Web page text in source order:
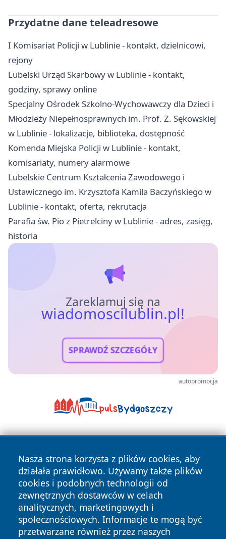
Przydatne dane teleadresowe
I Komisariat Policji w Lublinie - kontakt, dzielnicowi,
rejony
Lubelski Urząd Skarbowy w Lublinie - kontakt,
godziny, sprawy online
Specjalny Ośrodek Szkolno-Wychowawczy dla Dzieci i
Młodzieży Niepełnosprawnych im. Prof. Z. Sękowskiej
w Lublinie - lokalizacje, biblioteka, dostępność
Komenda Miejska Policji w Lublinie - kontakt,
komisariaty, numery alarmowe
Lubelskie Centrum Kształcenia Zawodowego i
Ustawicznego im. Krzysztofa Kamila Baczyńskiego w
Lublinie - kontakt, oferta, rekrutacja
Parafia św. Pio z Pietrelciny w Lublinie - adres, zasięg,
historia
Zareklamuj się na
wiadomoscilublin.pl!
SPRAWDŹ SZCZEGÓŁY
autopromocja
Nasza strona korzysta z plików cookies, aby
działała prawidłowo. Używamy także plików
cookies i podobnych technologii od
zewnętrznych dostawców w celach
analitycznych, marketingowych i
społecznościowych. Informacje te mogą być
przetwarzane również przez naszych
Copyright © 2026 wiadomoscilublin.pl Wszystkie prawa
zastrzeżone.